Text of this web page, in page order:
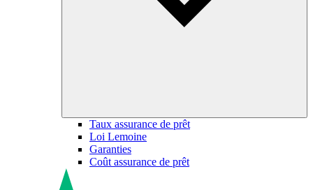
Taux assurance de prêt
Loi Lemoine
Garanties
Coût assurance de prêt